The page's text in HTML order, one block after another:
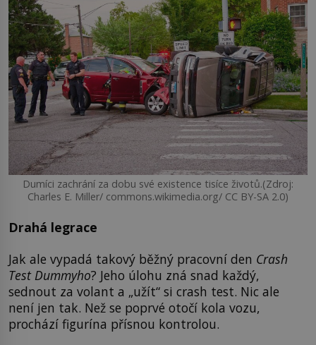
Dumíci zachrání za dobu své existence tisíce životů.(Zdroj:
Charles E. Miller/ commons.wikimedia.org/ CC BY-SA 2.0)
Drahá legrace
Jak ale vypadá takový běžný pracovní den Crash
Test Dummyho? Jeho úlohu zná snad každý,
sednout za volant a „užít“ si crash test. Nic ale
není jen tak. Než se poprvé otočí kola vozu,
prochází figurína přísnou kontrolou.